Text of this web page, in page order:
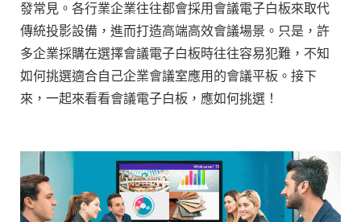
發常見。各行業企業往往都會採用會議電子白板來取代
傳統投影設備，進而打造高端高效會議場景。只是，許
多企業採購在選擇會議電子白板時往往容易犯難，不知
如何挑選適合自己企業會議室應用的會議平板。接下
來，一起來看看會議電子白板，應如何挑選！